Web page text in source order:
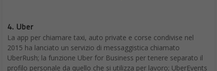
4. Uber
La app per chiamare taxi, auto private e corse condivise nel
2015 ha lanciato un servizio di messaggistica chiamato
UberRush; la funzione Uber for Business per tenere separato il
profilo personale da quello che si utilizza per lavoro; UberEvents